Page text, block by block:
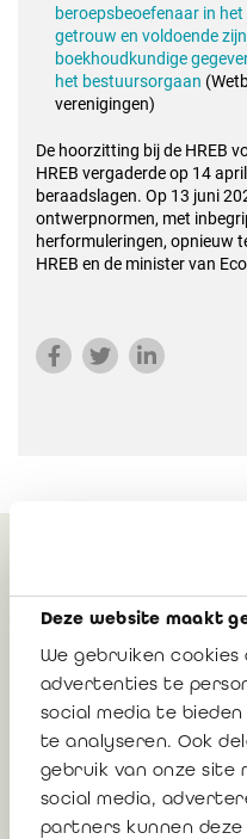
Deze website maakt
We gebruiken
advertenties te
social media te
te analyseren. Ook
gebruik van onze site
social media,
partners kunnen
beroepsbeoefenaar in
getrouw en voldoende
boekhoudkundige
het bestuursorgaan
verenigingen)
De hoorzitting bij de HREB
HREB vergaderde op 14
beraadslagen. Op 13 juni
ontwerpnormen, met
herformuleringen, opnieuw
HREB en de minister van
Gerelateerd
Advies 2026/04:
de verschillende
verduidelijkingen
van het advies 2019-
2025/04